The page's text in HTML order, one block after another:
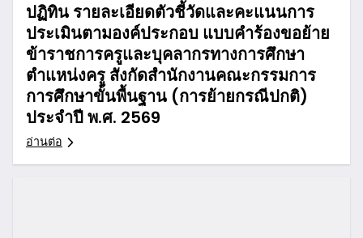
ปฏิทิน รายละเอียดตัวชี้วัดและคะแนนการ
ประเมินตามองค์ประกอบ แบบคำร้องขอย้าย
ข้าราชการครูและบุคลากรทางการศึกษา
ตำแหน่งครู สังกัดสำนักงานคณะกรรมการ
การศึกษาขั้นพื้นฐาน (การย้ายกรณีปกติ)
ประจำปี พ.ศ. 2569
อ่านต่อ